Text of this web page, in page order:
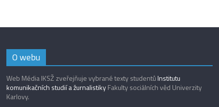
O webu
Web Média IKSŽ zveřejňuje vybrané texty studentůInstitutu
komunikačních studií a žurnalistikyFakulty sociálních věd Univerzity
Karlovy.